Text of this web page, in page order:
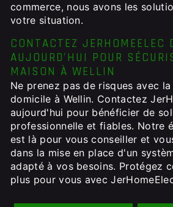
commerce, nous avons les
votre situation.
CONTACTEZ JERHOMEELEC
AUJOURD'HUI POUR
MAISON À WELLIN
Ne prenez pas de risques avec
domicile à Wellin. Contactez
aujourd'hui pour bénéficier de
professionnelle et fiables. Notre
est là pour vous conseiller et
dans la mise en place d'un
adapté à vos besoins. Protégez
plus pour vous avec